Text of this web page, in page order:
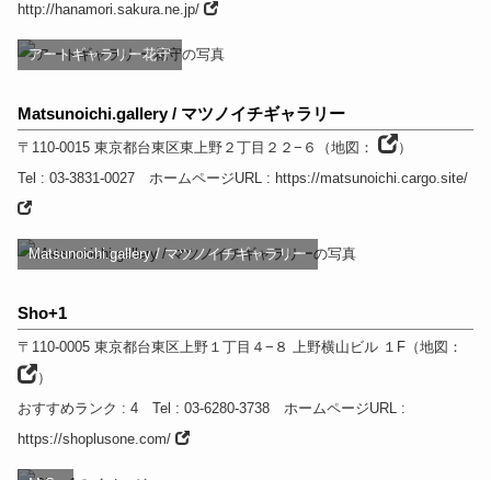
http://hanamori.sakura.ne.jp/
アートギャラリー花守
Matsunoichi.gallery / マツノイチギャラリー
〒110-0015 東京都台東区東上野２丁目２２−６ （地図：
）
Tel : 03-3831-0027 ホームページURL: https://matsunoichi.cargo.site/
Matsunoichi.gallery / マツノイチギャラリー
Sho+1
〒110-0005 東京都台東区上野１丁目４−８ 上野横山ビル １F（地図：
）
おすすめランク : 4 Tel : 03-6280-3738 ホームページURL:
https://shoplusone.com/